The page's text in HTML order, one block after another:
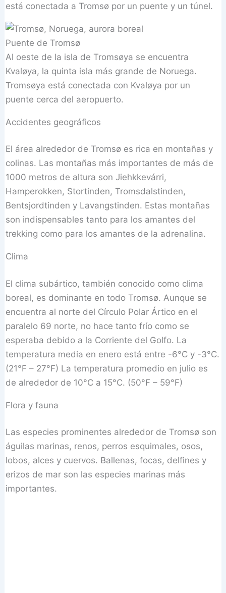
está conectada a Tromsø por un puente y un túnel.
Puente de Tromsø
Al oeste de la isla de Tromsøya se encuentra
Kvaløya, la quinta isla más grande de Noruega.
Tromsøya está conectada con Kvaløya por un
puente cerca del aeropuerto.
Accidentes geográficos
El área alrededor de Tromsø es rica en montañas y
colinas. Las montañas más importantes de más de
1000 metros de altura son Jiehkkevárri,
Hamperokken, Stortinden, Tromsdalstinden,
Bentsjordtinden y Lavangstinden. Estas montañas
son indispensables tanto para los amantes del
trekking como para los amantes de la adrenalina.
Clima
El clima subártico, también conocido como clima
boreal, es dominante en todo Tromsø. Aunque se
encuentra al norte del Círculo Polar Ártico en el
paralelo 69 norte, no hace tanto frío como se
esperaba debido a la Corriente del Golfo. La
temperatura media en enero está entre -6°C y -3°C.
(21°F – 27°F) La temperatura promedio en julio es
de alrededor de 10°C a 15°C. (50°F – 59°F)
Flora y fauna
Las especies prominentes alrededor de Tromsø son
águilas marinas, renos, perros esquimales, osos,
lobos, alces y cuervos. Ballenas, focas, delfines y
erizos de mar son las especies marinas más
importantes.